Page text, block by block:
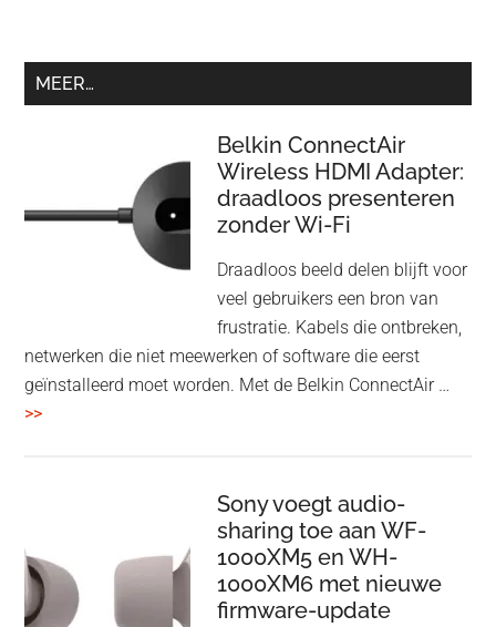
MEER…
Belkin ConnectAir
Wireless HDMI Adapter:
draadloos presenteren
zonder Wi-Fi
Draadloos beeld delen blijft voor
veel gebruikers een bron van
frustratie. Kabels die ontbreken,
netwerken die niet meewerken of software die eerst
geïnstalleerd moet worden. Met de Belkin ConnectAir …
>>overBelkin
draadloos
presenteren
zonder
Sony voegt audio-
sharing toe aan WF-
1000XM5 en WH-
1000XM6 met nieuwe
firmware-update